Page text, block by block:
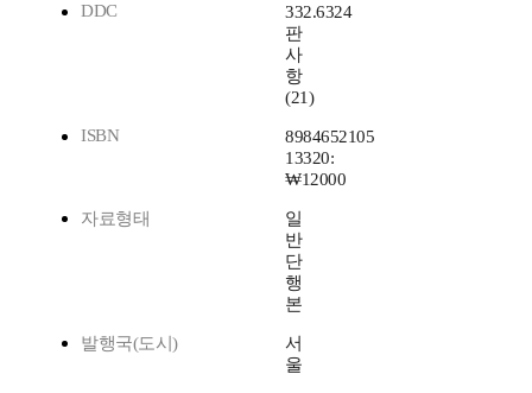
DDC
332.6324
판
사
항
(21)
ISBN
8984652105
13320:
₩12000
자료형태
일
반
단
행
본
발행국(도시)
서
울